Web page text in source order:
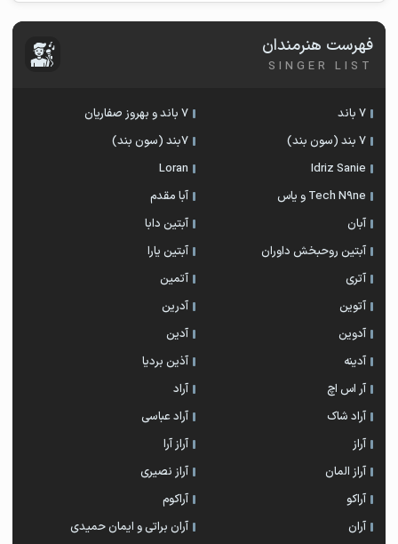
فهرست هنرمندان
SINGER LIST
7 باند
7 باند و بهروز صفاریان
7 بند (سون بند)
۷بند (سون بند)
Idriz Sanie
Loran
Tech N9ne و یاس
آبا مقدم
آبان
آبتین دابا
آبتین روحبخش داوران
آبتین یارا
آتری
آتمین
آتوین
آدرین
آدوین
آدین
آدینه
آذین بردیا
آر اس اچ
آراد
آراد شاک
آراد عباسی
آراز
آراز آرا
آراز المان
آراز نصیری
آراکو
آراکوم
آران
آران براتی و ایمان حمیدی